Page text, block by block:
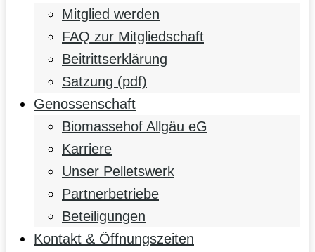
Mitglied werden
FAQ zur Mitgliedschaft
Beitrittserklärung
Satzung (pdf)
Genossenschaft
Biomassehof Allgäu eG
Karriere
Unser Pelletswerk
Partnerbetriebe
Beteiligungen
Kontakt & Öffnungszeiten